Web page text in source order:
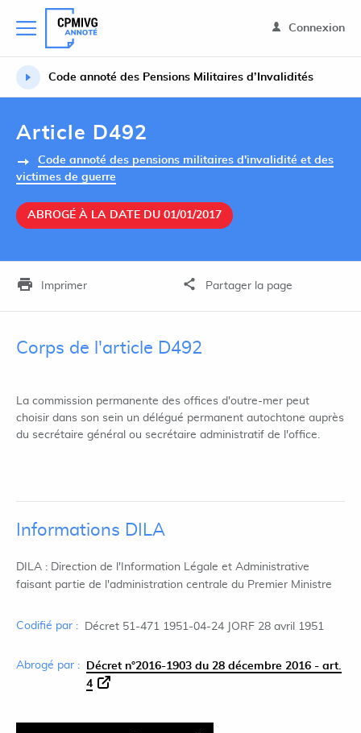
Connexion
Code annoté des Pensions Militaires d’Invalidités
Article D492
Code annoté des pensions militaires d'invalidité et des
victimes de guerre
ABROGÉ À LA DATE DU 01/01/2017
Imprimer Partager la page
Corps de l'article D492
La commission permanente des offices d'outre-mer peut
choisir dans son sein un délégué permanent autochtone auprès
du secrétaire général ou secrétaire administratif de l'office.
Informations DILA
DILA : Direction de l'Information Légale et Administrative
faisant partie de l'administration centrale du Premier Ministre
Codifié par : Décret 51-471 1951-04-24 JORF 28 avril 1951
Abrogé par :
Décret n°2016-1903 du 28 décembre 2016 - art.
4